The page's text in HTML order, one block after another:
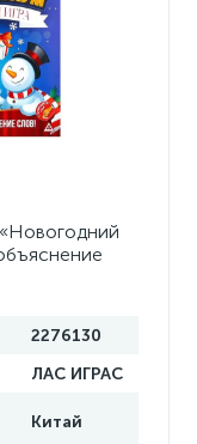
2276130
ЛАС ИГРАС
Китай